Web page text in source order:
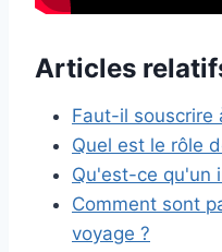
Articles
Faut-il souscrire
Quel est le rôle
Qu'est-ce qu'un
Comment sont
voyage ?